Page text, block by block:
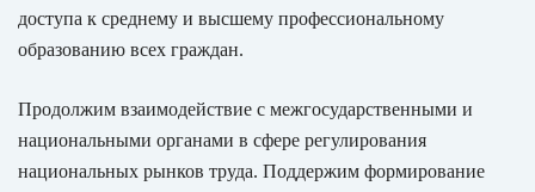
доступа к среднему и высшему профессиональному
образованию всех граждан.
Продолжим взаимодействие с межгосударственными и
национальными органами в сфере регулирования
национальных рынков труда. Поддержим формирование